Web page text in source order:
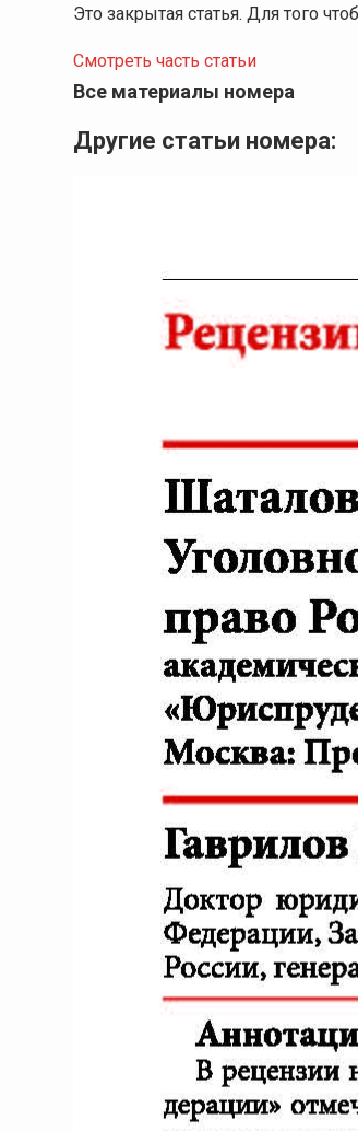
Это закрытая статья. Для того
Смотреть часть статьи
Все материалы номера
Другие статьи номера: